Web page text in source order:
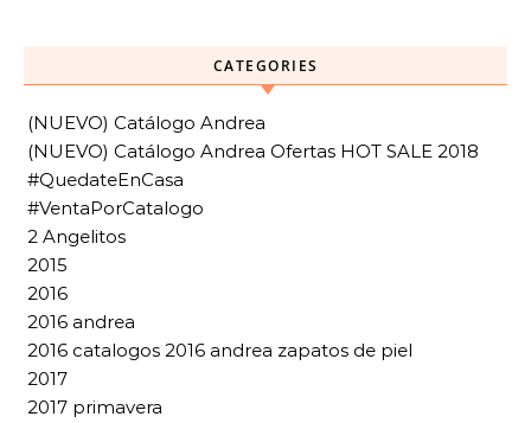
CATEGORIES
(NUEVO) Catálogo Andrea
(NUEVO) Catálogo Andrea Ofertas HOT SALE 2018
#QuedateEnCasa
#VentaPorCatalogo
2 Angelitos
2015
2016
2016 andrea
2016 catalogos 2016 andrea zapatos de piel
2017
2017 primavera